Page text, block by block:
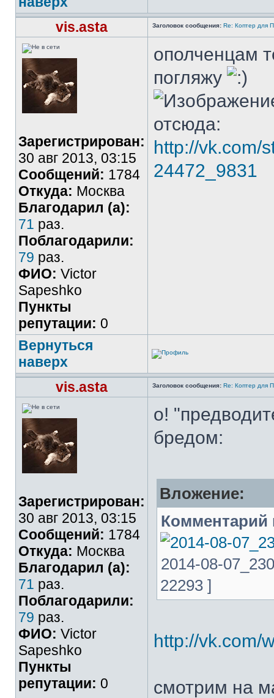
vis.asta
Заголовок сообщения: Re: Коптер для
Зарегистрирован:
30 авг 2013, 03:15
Сообщений: 1784
Откуда: Москва
Благодарил (а):
71 раз.
Поблагодарили:
79 раз.
ФИО: Victor
Sapeshko
Пункты
репутации: 0
ополченцам
погляжу
отсюда:
http://vk.com/
24472_9831
Вернуться
наверх
vis.asta
Заголовок сообщения: Re: Коптер для
Зарегистрирован:
30 авг 2013, 03:15
Сообщений: 1784
Откуда: Москва
Благодарил (а):
71 раз.
Поблагодарили:
79 раз.
ФИО: Victor
Sapeshko
Пункты
репутации: 0
о!
бредом:
Вложение:
Комментарий
2014-08-
22293 ]
http://vk.com/
смотрим на